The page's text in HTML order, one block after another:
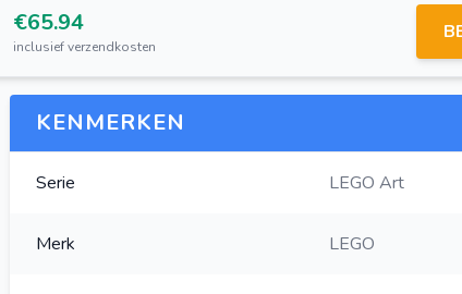
€65.94
inclusief verzendkosten
KENMERKEN
Serie LEGO Art
Merk LEGO